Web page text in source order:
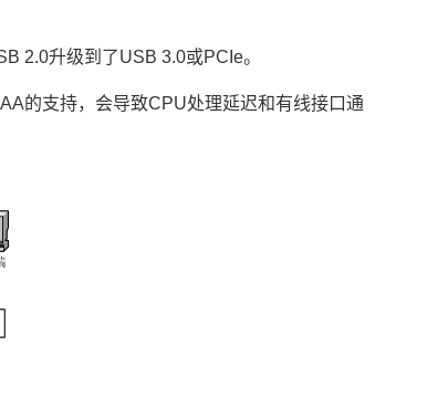
2.0升级到了USB 3.0或PCIe。
的支持，会导致CPU处理延迟和有线接口通